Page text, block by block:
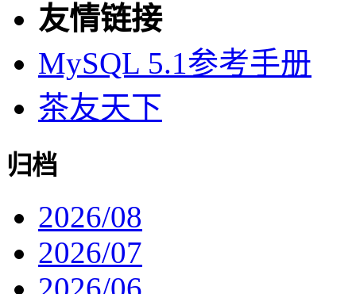
友情链接
MySQL 5.1参考手册
茶友天下
归档
2026/08
2026/07